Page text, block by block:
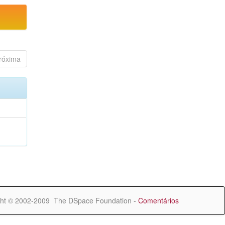
© 2002-2009 The DSpace Foundation - Comentários